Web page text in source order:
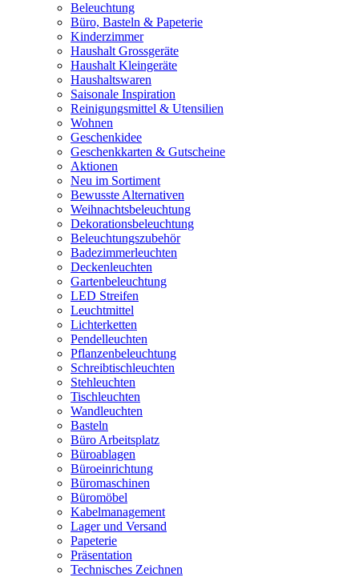
Beleuchtung
Büro, Basteln & Papeterie
Kinderzimmer
Haushalt Grossgeräte
Haushalt Kleingeräte
Haushaltswaren
Saisonale Inspiration
Reinigungsmittel & Utensilien
Wohnen
Geschenkidee
Geschenkkarten & Gutscheine
Aktionen
Neu im Sortiment
Bewusste Alternativen
Weihnachtsbeleuchtung
Dekorationsbeleuchtung
Beleuchtungszubehör
Badezimmerleuchten
Deckenleuchten
Gartenbeleuchtung
LED Streifen
Leuchtmittel
Lichterketten
Pendelleuchten
Pflanzenbeleuchtung
Schreibtischleuchten
Stehleuchten
Tischleuchten
Wandleuchten
Basteln
Büro Arbeitsplatz
Büroablagen
Büroeinrichtung
Büromaschinen
Büromöbel
Kabelmanagement
Lager und Versand
Papeterie
Präsentation
Technisches Zeichnen